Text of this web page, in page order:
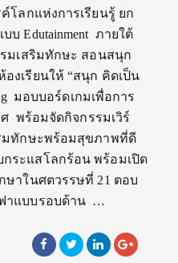
โลกแห่งการเรียนรู้ ยก
บ Edutainment ภายใต้
มเสริมทักษะ สอนสนุก
งเรียนให้ “สนุก คิดเป็น
มอบบอร์ดเกมเพื่อการ
ศ พร้อมจัดกิจกรรมเวิร์
มทักษะพร้อมสุขภาพที่ดี
ระแสโลกร้อน พร้อมเปิด
ษาในศตวรรษที่ 21 ตอบ
าแบบรอบด้าน …